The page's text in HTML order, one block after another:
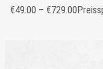
€49.00 – €729.00